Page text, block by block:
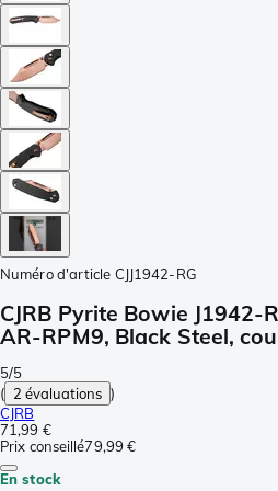
Numéro d'article CJJ1942-RG
CJRB Pyrite Bowie J1942-
AR-RPM9, Black Steel,
5/5
( 2 évaluations )
CJRB
71,99 €
Prix conseillé79,99 €
En stock